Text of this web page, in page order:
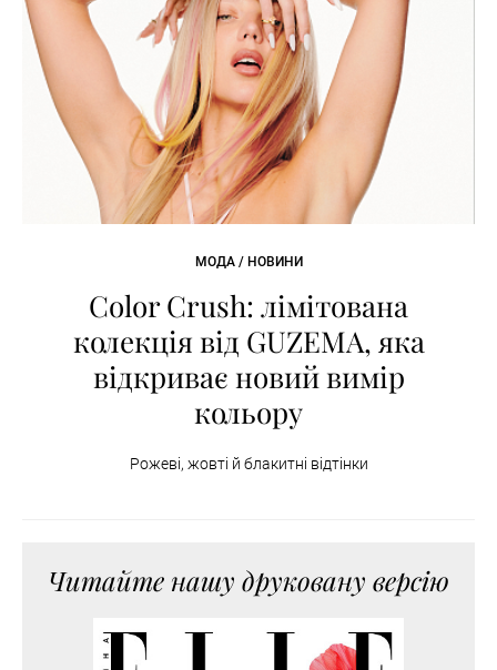
МОДА / НОВИНИ
Color Crush: лімітована
колекція від GUZEMA, яка
відкриває новий вимір
кольору
Рожеві, жовті й блакитні відтінки
Читайте нашу друковану версію